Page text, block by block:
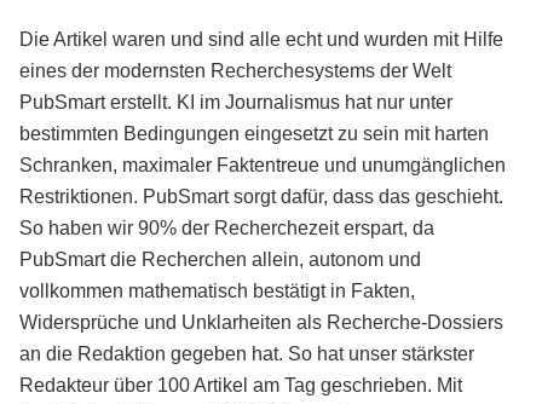
Die Artikel waren und sind alle echt und wurden mit Hilfe
eines der modernsten Recherchesystems der Welt
PubSmart erstellt. KI im Journalismus hat nur unter
bestimmten Bedingungen eingesetzt zu sein mit harten
Schranken, maximaler Faktentreue und unumgänglichen
Restriktionen. PubSmart sorgt dafür, dass das geschieht.
So haben wir 90% der Recherchezeit erspart, da
PubSmart die Recherchen allein, autonom und
vollkommen mathematisch bestätigt in Fakten,
Widersprüche und Unklarheiten als Recherche-Dossiers
an die Redaktion gegeben hat. So hat unser stärkster
Redakteur über 100 Artikel am Tag geschrieben. Mit